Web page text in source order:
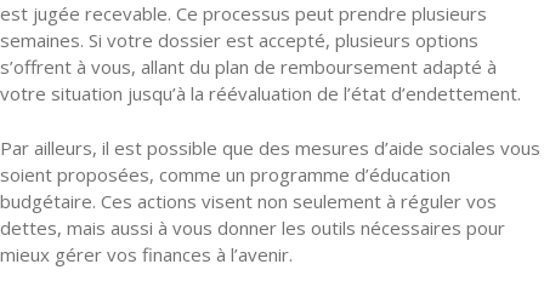
est jugée recevable. Ce processus peut prendre plusieurs
semaines. Si votre dossier est accepté, plusieurs options
s’offrent à vous, allant du plan de remboursement adapté à
votre situation jusqu’à la réévaluation de l’état d’endettement.
Par ailleurs, il est possible que des mesures d’aide sociales vous
soient proposées, comme un programme d’éducation
budgétaire. Ces actions visent non seulement à réguler vos
dettes, mais aussi à vous donner les outils nécessaires pour
mieux gérer vos finances à l’avenir.